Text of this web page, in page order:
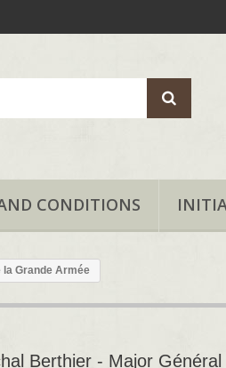
CONDITIONS
la Grande Armée
Berthier - Major Général